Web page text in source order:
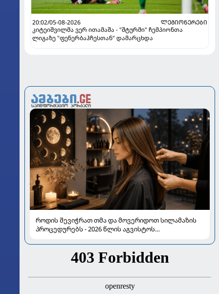
20:02/05-08-2026
ᲚᲔᲒᲘᲝᲜᲔᲠᲔᲑᲘ
კიტეიშვილმა ვერ ითამაშა - "შტურმი" ჩემპიონთა
ლიგაზე "ფენერბაჰჩესთან" დამარცხდა
როდის შევიჭრათ თმა და მოვერიდოთ სილამაზის
პროცედურებს - 2026 წლის აგვისტოს